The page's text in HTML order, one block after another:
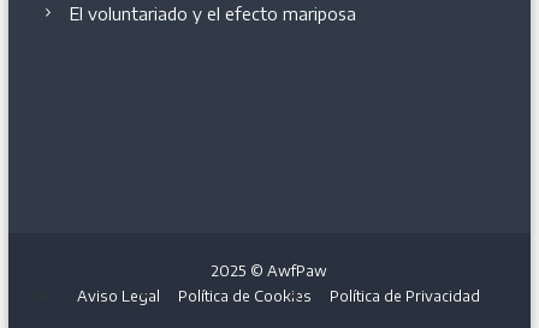
El voluntariado y el efecto mariposa
2025 © AwfPaw
Aviso Legal
Política de Cookies Política de Privacidad